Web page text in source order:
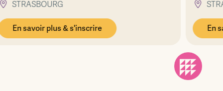
En savoir plus & s'inscrire